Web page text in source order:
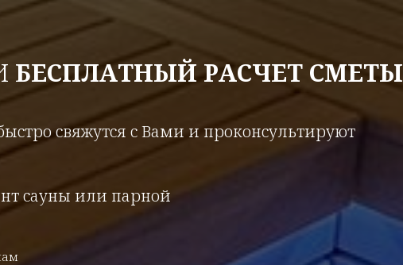
БЕСПЛАТНЫЙ РАСЧЕТ СМЕТЫ
свяжутся с Вами и проконсультируют
сауны или парной